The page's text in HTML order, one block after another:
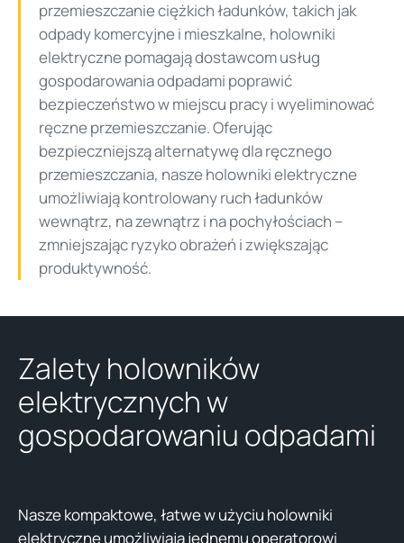
przemieszczanie ciężkich ładunków, takich jak
odpady komercyjne i mieszkalne, holowniki
elektryczne pomagają dostawcom usług
gospodarowania odpadami poprawić
bezpieczeństwo w miejscu pracy i wyeliminować
ręczne przemieszczanie. Oferując
bezpieczniejszą alternatywę dla ręcznego
przemieszczania, nasze holowniki elektryczne
umożliwiają kontrolowany ruch ładunków
wewnątrz, na zewnątrz i na pochyłościach –
zmniejszając ryzyko obrażeń i zwiększając
produktywność.
Zalety holowników
elektrycznych w
gospodarowaniu odpadami
Nasze kompaktowe, łatwe w użyciu holowniki
elektryczne umożliwiają jednemu operatorowi